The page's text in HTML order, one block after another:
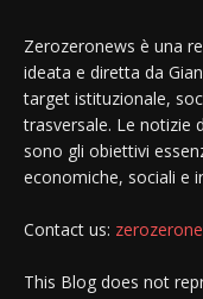
Zerozeronews è una
ideata e diretta da
target istituzionale,
trasversale. Le notizie
sono gli obiettivi
economiche, sociali e
Contact us:
This Blog does not